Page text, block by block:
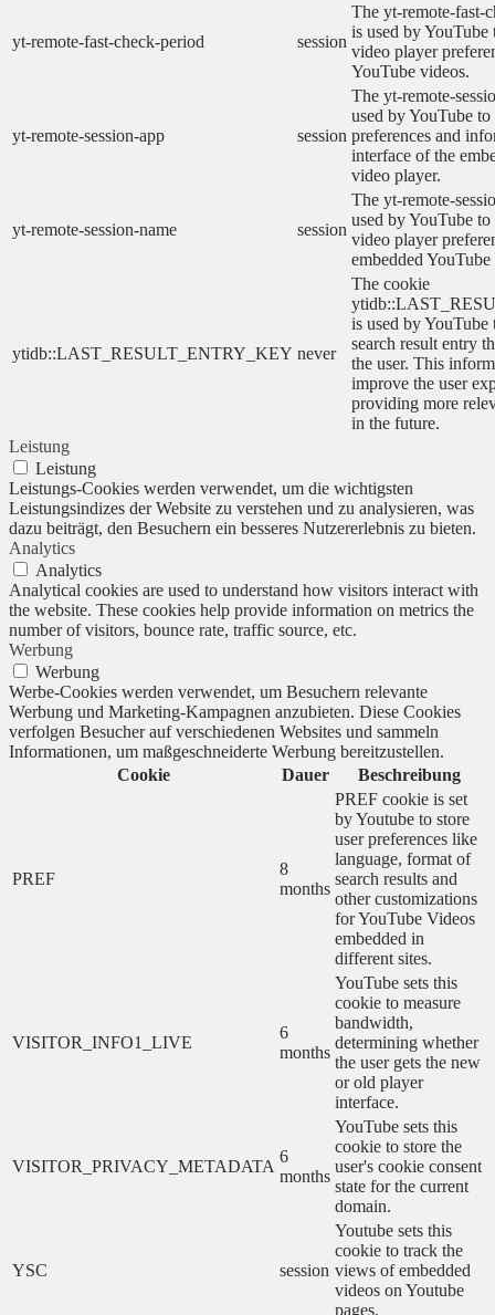
yt-remote-fast-check-period session
The yt-remote-fast-
is used by YouTube
video player
YouTube videos.
yt-remote-session-app session
The yt-remote-
used by YouTube to
preferences and
interface of the
video player.
yt-remote-session-name session
The yt-remote-
used by YouTube to
video player
embedded
ytidb::LAST_RESULT_ENTRY_KEY never
The cookie
is used by YouTube
search result entry
the user. This
improve the user
providing more
in the future.
Leistung
Leistung
Leistungs-Cookies werden verwendet, um die wichtigsten
Leistungsindizes der Website zu verstehen und zu analysieren, was
dazu beiträgt, den Besuchern ein besseres Nutzererlebnis zu bieten.
Analytics
Analytics
Analytical cookies are used to understand how visitors interact with
the website. These cookies help provide information on metrics the
number of visitors, bounce rate, traffic source, etc.
Werbung
Werbung
Werbe-Cookies werden verwendet, um Besuchern relevante
Werbung und Marketing-Kampagnen anzubieten. Diese Cookies
verfolgen Besucher auf verschiedenen Websites und sammeln
Informationen, um maßgeschneiderte Werbung bereitzustellen.
Cookie
Dauer Beschreibung
PREF
8
months
PREF cookie is set
by Youtube to store
user preferences like
language, format of
search results and
other customizations
for YouTube Videos
embedded in
different sites.
VISITOR_INFO1_LIVE
6
months
YouTube sets this
cookie to measure
bandwidth,
determining whether
the user gets the new
or old player
interface.
VISITOR_PRIVACY_METADATA
6
months
YouTube sets this
cookie to store the
user's cookie consent
state for the current
domain.
YSC session
Youtube sets this
cookie to track the
views of embedded
videos on Youtube
pages.